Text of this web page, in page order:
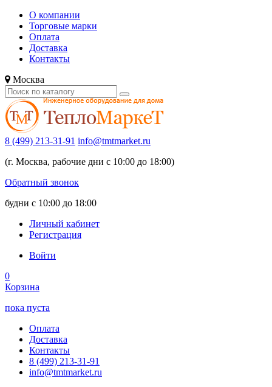
О компании
Торговые марки
Оплата
Доставка
Контакты
Москва
8 (499) 213-31-91 info@tmtmarket.ru
(г. Москва, рабочие дни с 10:00 до 18:00)
Обратный звонок
будни с 10:00 до 18:00
Личный кабинет
Регистрация
Войти
0
Корзина
пока пуста
Оплата
Доставка
Контакты
8 (499) 213-31-91
info@tmtmarket.ru